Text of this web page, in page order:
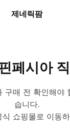
제네릭팜
페시아
구매 전 확인해야
습니다.
식 쇼핑몰로 이동